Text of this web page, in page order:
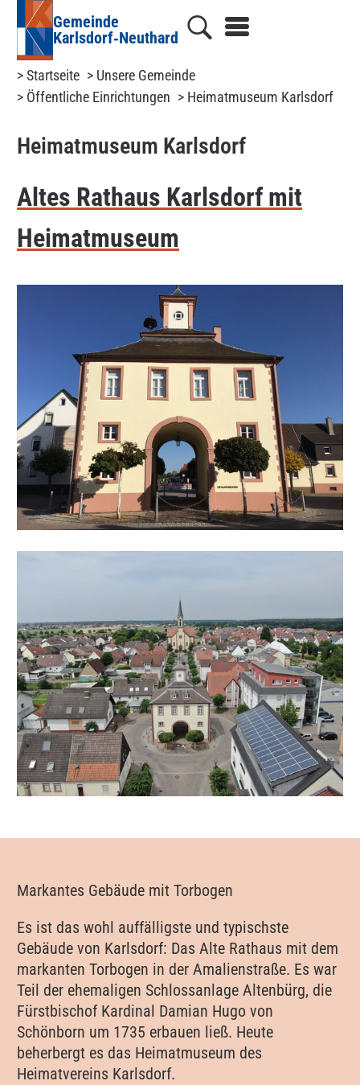
Gemeinde
Karlsdorf‑Neuthard
> Startseite > Unsere Gemeinde
> Öffentliche Einrichtungen > Heimatmuseum Karlsdorf
Heimatmuseum Karlsdorf
Altes Rathaus Karlsdorf mit
Heimatmuseum
Markantes Gebäude mit Torbogen
Es ist das wohl auffälligste und typischste
Gebäude von Karlsdorf: Das Alte Rathaus mit dem
markanten Torbogen in der Amalienstraße. Es war
Teil der ehemaligen Schlossanlage Altenbürg, die
Fürstbischof Kardinal Damian Hugo von
Schönborn um 1735 erbauen ließ. Heute
beherbergt es das Heimatmuseum des
Heimatvereins Karlsdorf.